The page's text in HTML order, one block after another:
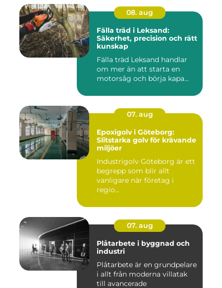
08. aug
Fälla träd i Leksand:
Säkerhet, precision och rätt
kunskap
Fälla träd Leksand handlar
om mer än att starta en
motorsåg och börja kapa...
07. aug
Epoxigolv i Göteborg:
Slitstarka golv för krävande
miljöer
Industrigolv Göteborg är ett
begrepp som blir allt
vanligare när företag i
regio...
07. aug
Plåtarbete i byggnad och
industri
Plåtarbete är en grundpelare
i allt från moderna villatak
till avancerade